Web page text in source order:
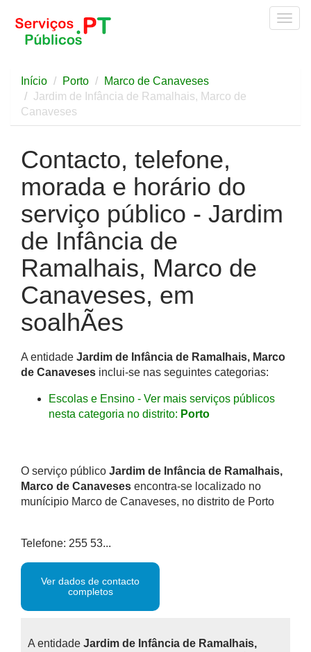
Início Porto
Marco de Canaveses
Jardim de Infância de Ramalhais, Marco de
Canaveses
Contacto, telefone,
morada e horário do
serviço público - Jardim
de Infância de
Ramalhais, Marco de
Canaveses, em
soalhÃes
A entidade Jardim de Infância de Ramalhais, Marco
de Canaveses inclui-se nas seguintes categorias:
Escolas e Ensino - Ver mais serviços públicos
nesta categoria no distrito: Porto
O serviço público Jardim de Infância de Ramalhais,
Marco de Canaveses encontra-se localizado no
munícipio Marco de Canaveses, no distrito de Porto
Telefone: 255 53...
Ver dados de contacto
completos
A entidade Jardim de Infância de Ramalhais,